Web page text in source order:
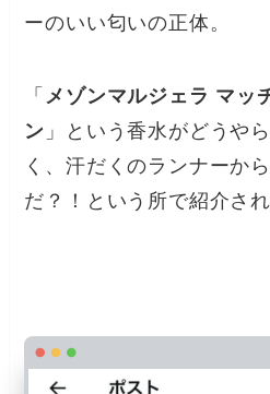
ーのいい匂いの正体。
「 メゾンマルジェラ マッ
ン 」という香水がどうや
く、汗だくのランナーか
だ？！という所で紹介され